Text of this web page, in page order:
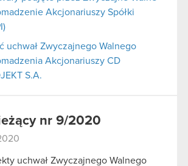
naszej witryny, zgadasz się na
cookie.
Akcjonariuszy Spółki
uchwał Zwyczajnego Walnego
Akcjonariuszy CD
S.A.
nr 9/2020
uchwał Zwyczajnego Walnego